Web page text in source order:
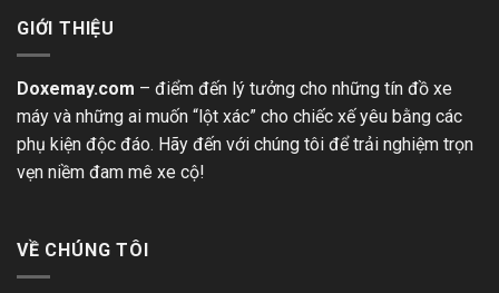
GIỚI THIỆU
Doxemay.com – điểm đến lý tưởng cho những tín đồ xe
máy và những ai muốn “lột xác” cho chiếc xế yêu bằng các
phụ kiện độc đáo. Hãy đến với chúng tôi để trải nghiệm trọn
vẹn niềm đam mê xe cộ!
VỀ CHÚNG TÔI